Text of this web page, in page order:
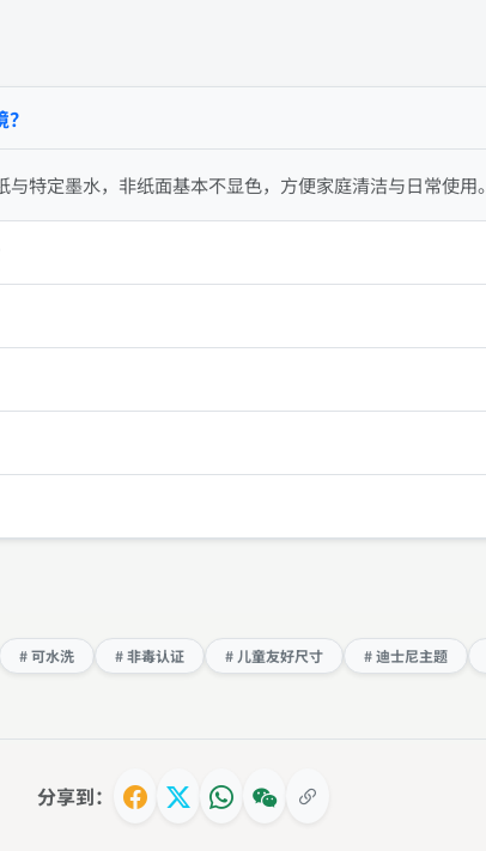
与特定墨水，非纸面基本不显色，方便家庭清洁与日常使用。
# 可水洗 # 非毒认证 # 儿童友好尺寸 # 迪士尼主题
分享到：